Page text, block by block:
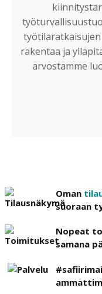
rakentaa ja
arvostamme
Oman
suoraan
Nopeat
samana